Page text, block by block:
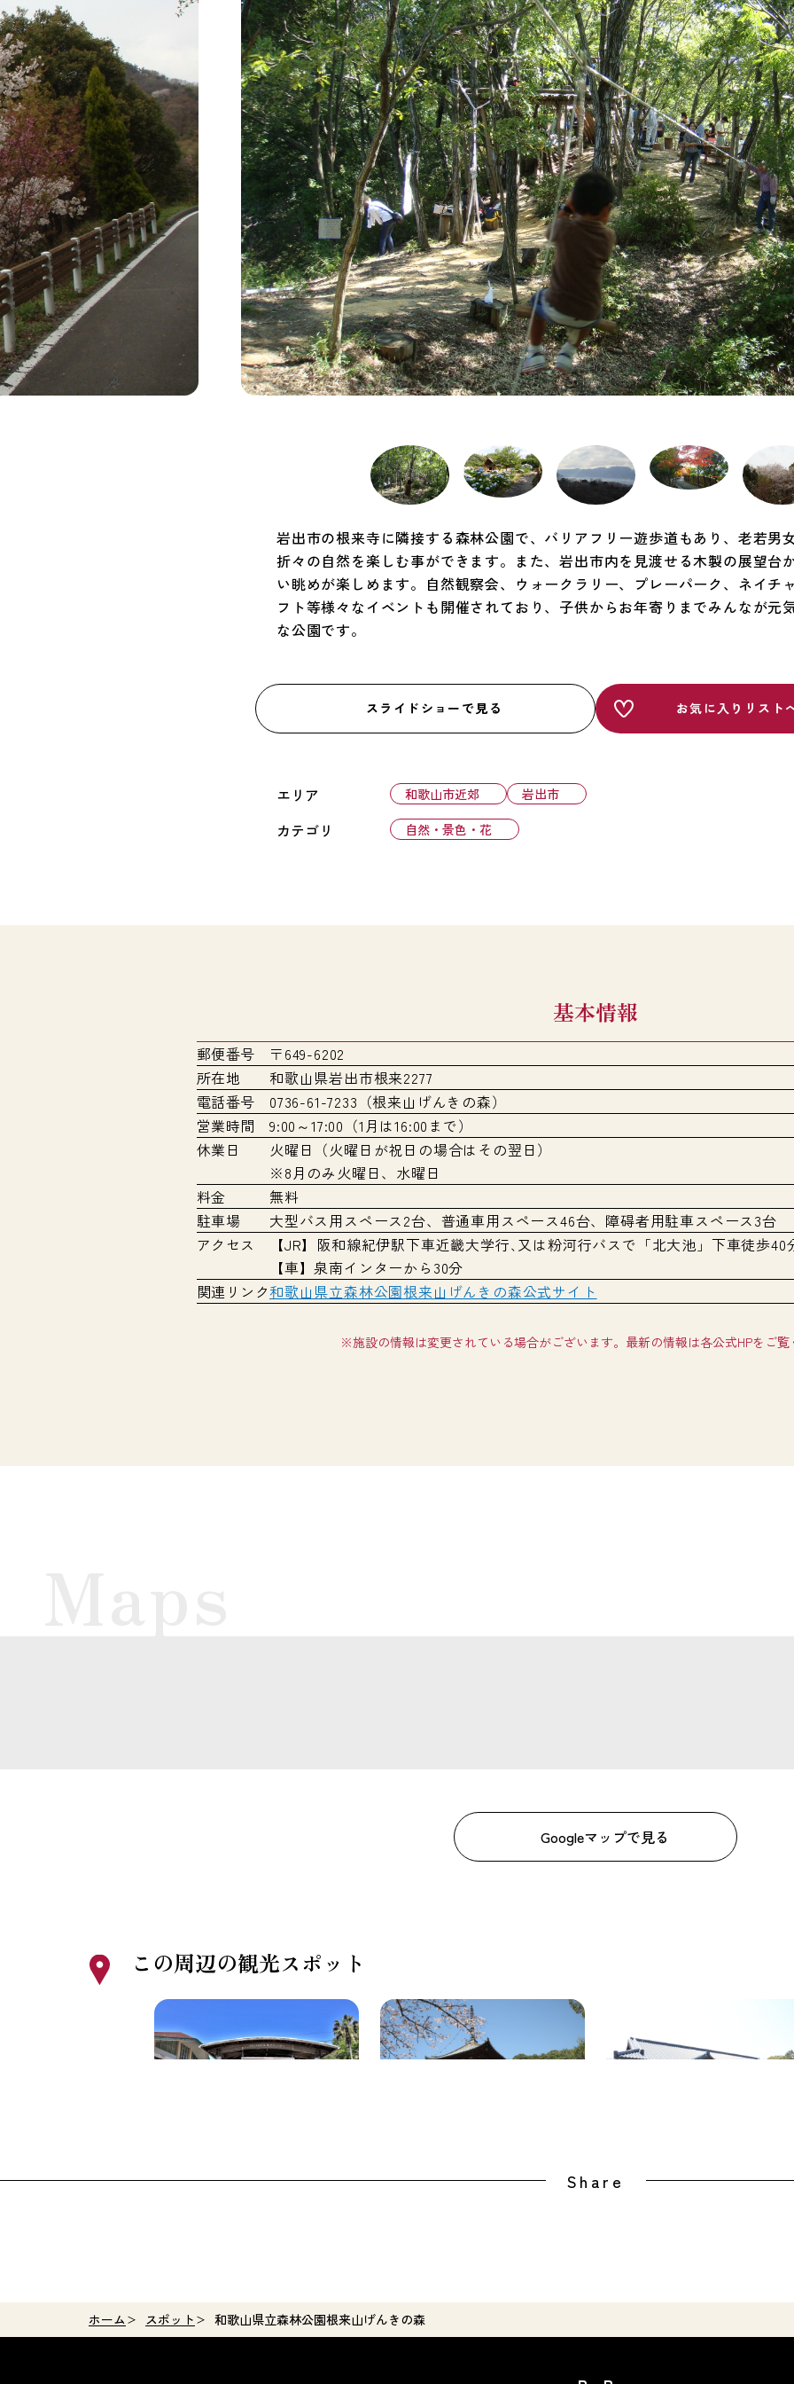
ホーム スポット 和歌山県立森林公園根来山げんきの森
岩出市の根来寺に隣接する森林公園で、バリアフリー遊歩道もあり、老若男
折々の自然を楽しむ事ができます。また、岩出市内を見渡せる木製の展望台
い眺めが楽しめます。自然観察会、ウォークラリー、プレーパーク、ネイチ
フト等様々なイベントも開催されており、子供からお年寄りまでみんなが元
な公園です。
スライドショーで見る お気に入りリスト
エリア 和歌山市近郊 岩出市
カテゴリ 自然・景色・花
基本情報
郵便番号
〒649-6202
所在地
和歌山県岩出市根来2277
電話番号
0736-61-7233（根来山げんきの森）
営業時間
9:00～17:00（1月は16:00まで）
休業日
火曜日（火曜日が祝日の場合はその翌日）
※8月のみ火曜日、水曜日
料金
無料
駐車場
大型バス用スペース2台、普通車用スペース46台、障碍者用駐車スペース3台
アクセス
【JR】阪和線紀伊駅下車近畿大学行､又は粉河行バスで「北大池」下車徒歩40
【車】泉南インターから30分
関連リンク和歌山県立森林公園根来山げんきの森公式サイト
※施設の情報は変更されている場合がございます。最新の情報は各公式HPをご覧
Googleマップで見る
この周辺の観光スポット
和歌山県植物公園緑花センター 根來寺（根来寺）
Share